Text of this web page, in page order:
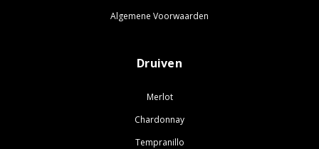
Algemene Voorwaarden
Druiven
Merlot
Chardonnay
Tempranillo